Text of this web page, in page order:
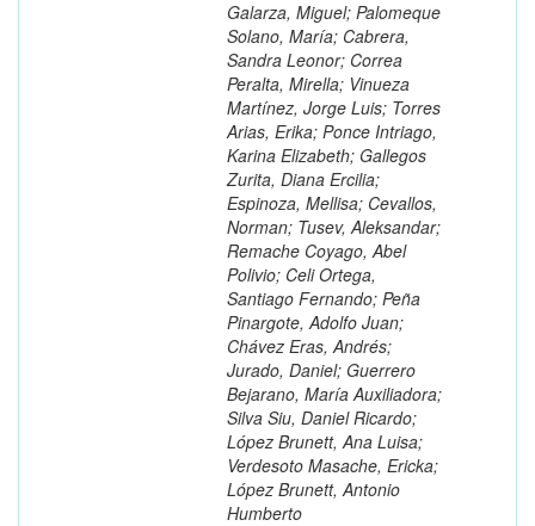
Galarza, Miguel; Palomeque
Solano, María; Cabrera,
Sandra Leonor; Correa
Peralta, Mirella; Vinueza
Martínez, Jorge Luis; Torres
Arias, Erika; Ponce Intriago,
Karina Elizabeth; Gallegos
Zurita, Diana Ercilia;
Espinoza, Mellisa; Cevallos,
Norman; Tusev, Aleksandar;
Remache Coyago, Abel
Polivio; Celi Ortega,
Santiago Fernando; Peña
Pinargote, Adolfo Juan;
Chávez Eras, Andrés;
Jurado, Daniel; Guerrero
Bejarano, María Auxiliadora;
Silva Siu, Daniel Ricardo;
López Brunett, Ana Luisa;
Verdesoto Masache, Ericka;
López Brunett, Antonio
Humberto